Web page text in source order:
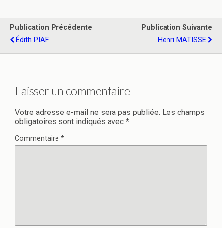
Publication Précédente
Édith PIAF
Publication Suivante
Henri MATISSE
Laisser un commentaire
Votre adresse e-mail ne sera pas publiée. Les champs
obligatoires sont indiqués avec *
Commentaire *